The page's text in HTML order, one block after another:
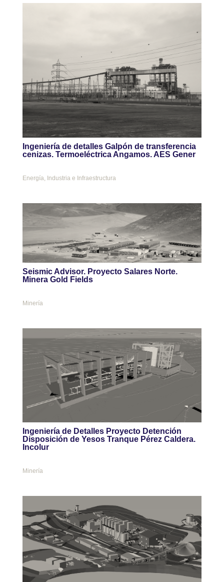
Ingeniería de detalles Galpón de transferencia
cenizas. Termoeléctrica Angamos. AES Gener
Energía, Industria e Infraestructura
Seismic Advisor. Proyecto Salares Norte.
Minera Gold Fields
Minería
Ingeniería de Detalles Proyecto Detención
Disposición de Yesos Tranque Pérez Caldera.
Incolur
Minería